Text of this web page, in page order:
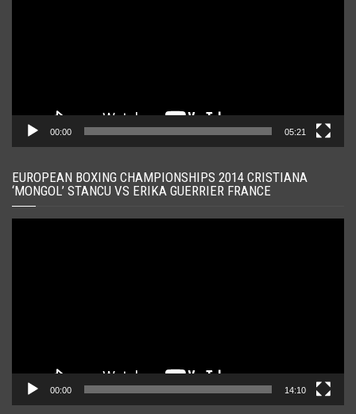
00:00 05:21
EUROPEAN BOXING CHAMPIONSHIPS 2014 CRISTIANA
‘MONGOL’ STANCU VS ERIKA GUERRIER FRANCE
00:00 14:10